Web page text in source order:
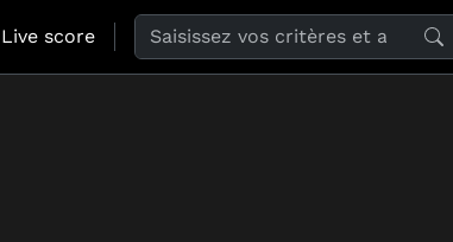
Live score Search the website